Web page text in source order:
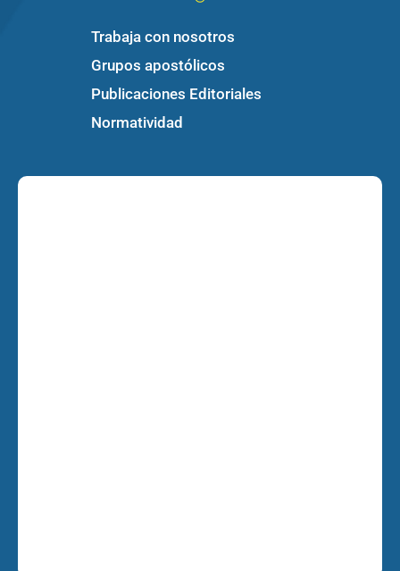
Trabaja con nosotros
Grupos apostólicos
Publicaciones Editoriales
Normatividad